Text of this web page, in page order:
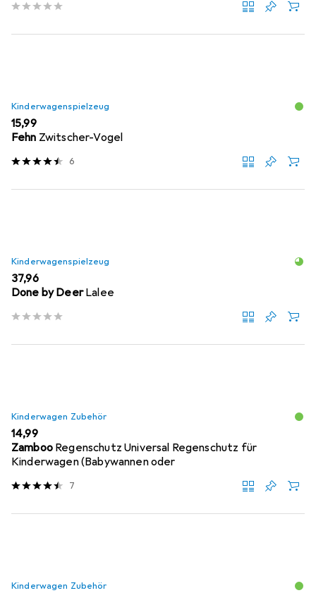
Kinderwagenspielzeug
EUR
15,99
Fehn Zwitscher-Vogel
6
Kinderwagenspielzeug
EUR
37,96
Done by Deer Lalee
Kinderwagen Zubehör
EUR
14,99
Zamboo Regenschutz Universal Regenschutz für
Kinderwagen (Babywannen oder
7
Kinderwagen Zubehör